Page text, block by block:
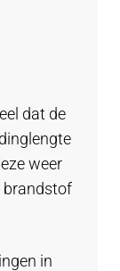
dat de
weer
brandstof
in